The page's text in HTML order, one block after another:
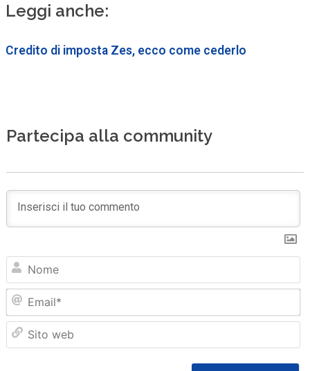
Leggi anche:
Credito di imposta Zes, ecco come cederlo
Partecipa alla community